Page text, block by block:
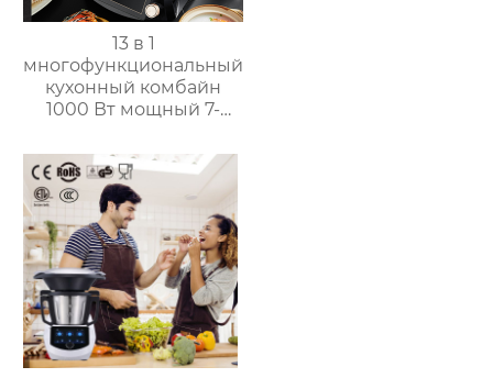
13 в 1
многофункциональный
кухонный комбайн
1000 Вт мощный 7-
кухонный комбайн
многофункциональный
кухонный комбайн